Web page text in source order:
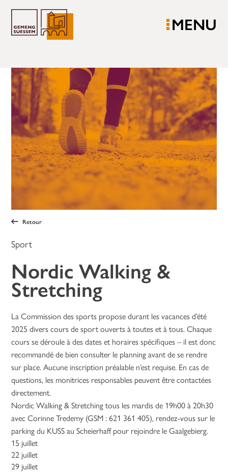
MENU
Retour
Sport
Nordic Walking &
Stretching
La Commission des sports propose durant les vacances d’été
2025 divers cours de sport ouverts à toutes et à tous. Chaque
cours se déroule à des dates et horaires spécifiques – il est donc
recommandé de bien consulter le planning avant de se rendre
sur place. Aucune inscription préalable n’est requise. En cas de
questions, les monitrices responsables peuvent être contactées
directement.
Nordic Walking & Stretching tous les mardis de 19h00 à 20h30
avec Corinne Tredemy (GSM : 621 361 405), rendez-vous sur le
parking du KUSS au Scheierhaff pour rejoindre le Gaalgebierg.
15 juillet
22 juillet
29 juillet